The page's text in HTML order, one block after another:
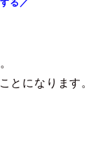
とになります。